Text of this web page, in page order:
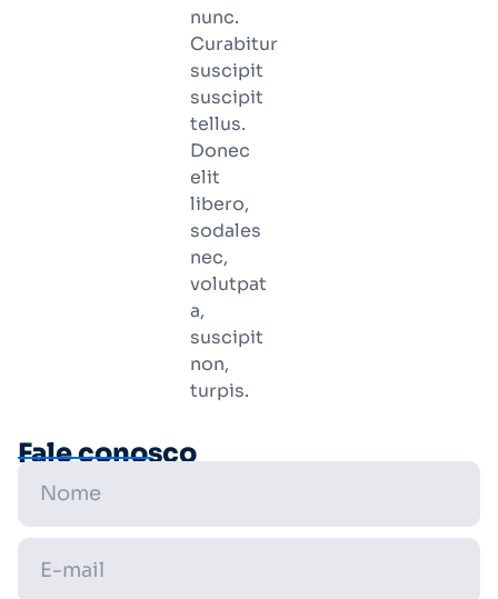
nunc.
Curabitur
suscipit
suscipit
tellus.
Donec
elit
libero,
sodales
nec,
volutpat
a,
suscipit
non,
turpis.
Fale conosco